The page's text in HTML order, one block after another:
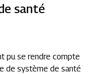
santé
pu se rendre compte
de système de santé